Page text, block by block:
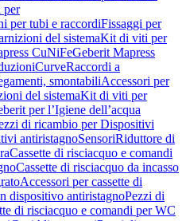
per
per tubi e raccordiFissaggi per
del sistemaKit di viti per
CuNiFeGeberit Mapress
CurveRaccordi a
smontabiliAccessori per
del sistemaKit di viti per
per l’Igiene dell’acqua
di ricambio per Dispositivi
antiristagnoSensoriRiduttore di
Cassette di risciacquo e comandi
Cassette di risciacquo da incasso
Accessori per cassette di
dispositivo antiristagnoPezzi di
di risciacquo e comandi per WC